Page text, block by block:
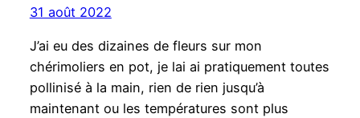
31 août 2022
J’ai eu des dizaines de fleurs sur mon
chérimoliers en pot, je lai ai pratiquement toutes
pollinisé à la main, rien de rien jusqu’à
maintenant ou les températures sont plus